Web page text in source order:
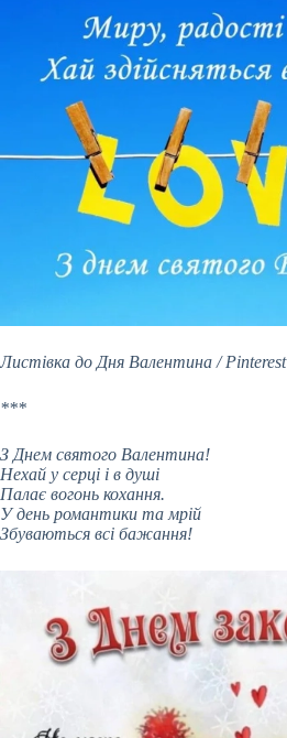
Листівка до Дня Валентина / Pinterest
***
З Днем святого Валентина!
Нехай у серці і в душі
Палає вогонь кохання.
У день романтики та мрій
Збуваються всі бажання!